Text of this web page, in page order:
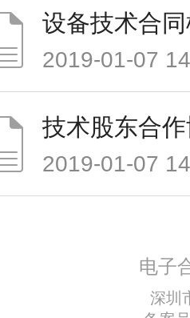
设备技术合同
2019-01-07
技术股东合作
2019-01-07
电子
深圳